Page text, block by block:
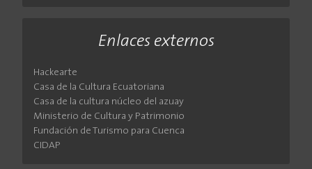
Enlaces externos
Hackearte
Casa de la Cultura Ecuatoriana
Casa de la cultura núcleo del azuay
Ministerio de Cultura y Patrimonio
Fundación de Turismo para Cuenca
CIDAP